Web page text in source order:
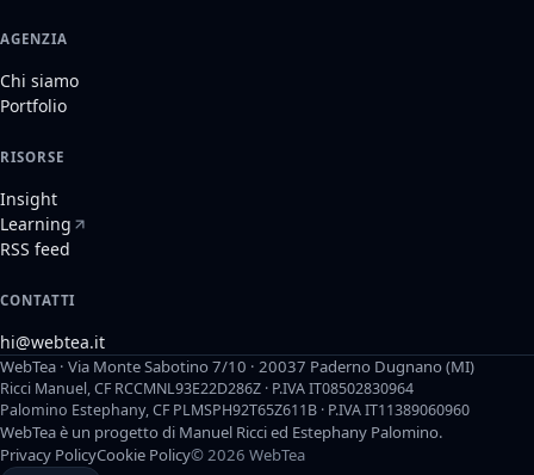
AGENZIA
Chi siamo
Portfolio
RISORSE
Insight
Learning
RSS feed
CONTATTI
hi@webtea.it
WebTea · Via Monte Sabotino 7/10 · 20037 Paderno Dugnano (MI)
Ricci Manuel, CF RCCMNL93E22D286Z · P.IVA IT08502830964
Palomino Estephany, CF PLMSPH92T65Z611B · P.IVA IT11389060960
WebTea è un progetto di Manuel Ricci ed Estephany Palomino.
Privacy PolicyCookie Policy© 2026 WebTea